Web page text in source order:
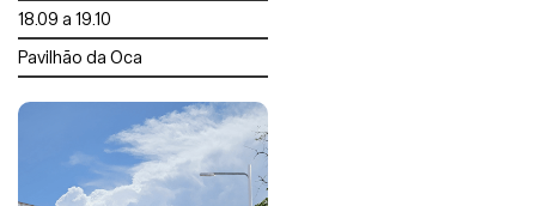
18.09 a 19.10
Pavilhão da Oca